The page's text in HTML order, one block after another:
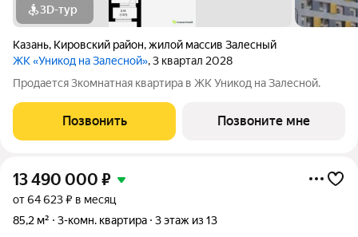
3D-тур
Казань, Кировский район,жилой массив Залесный
ЖК «Уникод на Залесной», 3 квартал 2028
Продается 3комнатная квартира в ЖК Уникод на Залесной.
Позвонить Позвоните мне
13 490 000 ₽
от 64 623 ₽ в месяц
85,2 м²
3-комн. квартира 3 этаж из 13